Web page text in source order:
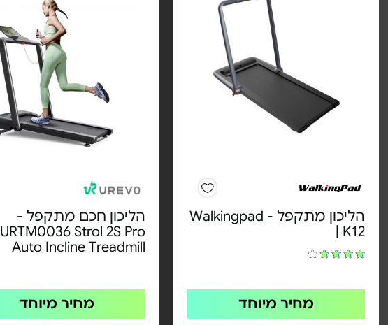
הליכון מתקפל - Walkingpad
| K12
מחיר מיוחד
הליכון חכם מתקפל -
URTM0036 Strol 2S Pro
Auto Incline Treadmill
מחיר מיוחד